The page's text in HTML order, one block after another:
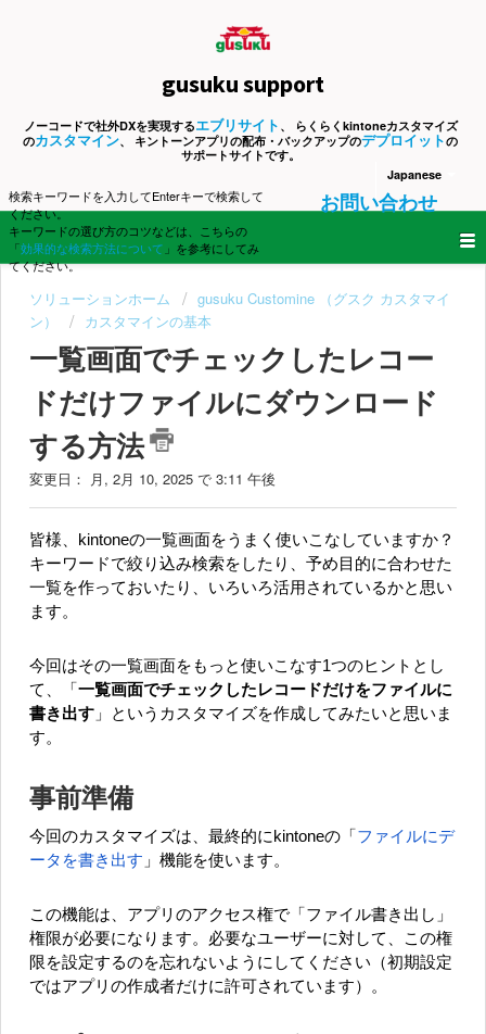
gusuku support
ノーコードで社外DXを実現するエブリサイト 、 らくらくkintoneカスタマイズ
のカスタマイン、 キントーンアプリの配布・バックアップのデプロイットの
サポートサイトです。
Japanese
検索キーワードを入力してEnterキーで検索して
ください。
キーワードの選び方のコツなどは、こちらの
「効果的な検索方法について 」を参考にしてみ
てください。
お問い合わせ
ソリューションホーム
gusuku Customine （グスク カスタマイ
ン）
カスタマインの基本
一覧画面でチェックしたレコー
ドだけファイルにダウンロード
する方法
変更日： 月, 2月 10, 2025 で 3:11 午後
皆様、kintoneの一覧画面をうまく使いこなしていますか？
キーワードで絞り込み検索をしたり、予め目的に合わせた
一覧を作っておいたり、いろいろ活用されているかと思い
ます。
今回はその一覧画面をもっと使いこなす1つのヒントとし
て、「 一覧画面でチェックしたレコードだけをファイルに
書き出す 」というカスタマイズを作成してみたいと思いま
す。
事前準備
今回のカスタマイズは、最終的にkintoneの「 ファイルにデ
ータを書き出す 」機能を使います。
この機能は、アプリのアクセス権で「ファイル書き出し」
権限が必要になります。必要なユーザーに対して、この権
限を設定するのを忘れないようにしてください（初期設定
ではアプリの作成者だけに許可されています）。